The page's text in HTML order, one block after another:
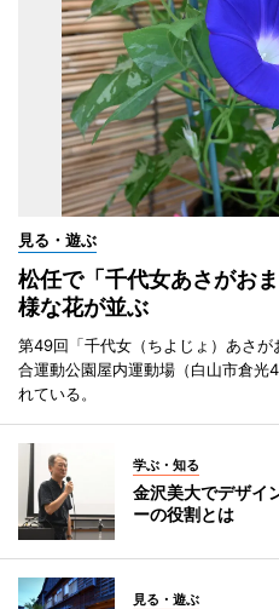
見る・遊ぶ
松任で「千代女あさがお
様な花が並ぶ
第49回「千代女（ちよじょ）あさ
合運動公園屋内運動場（白山市倉光
れている。
学ぶ・知る
金沢美大でデザ
ーの役割とは
見る・遊ぶ